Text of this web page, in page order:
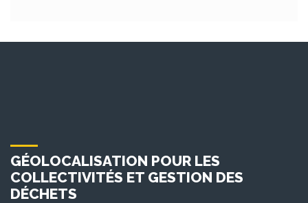
GÉOLOCALISATION POUR LES
COLLECTIVITÉS ET GESTION DES
DÉCHETS